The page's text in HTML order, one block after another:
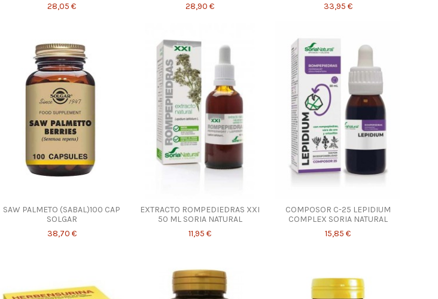
28,05 €
28,90 €
33,95 €
SAW PALMETO (SABAL)100 CAP
SOLGAR
38,70 €
EXTRACTO ROMPEDIEDRAS XXI
50 ML SORIA NATURAL
11,95 €
COMPOSOR C-25 LEPIDIUM
COMPLEX SORIA NATURAL
15,85 €